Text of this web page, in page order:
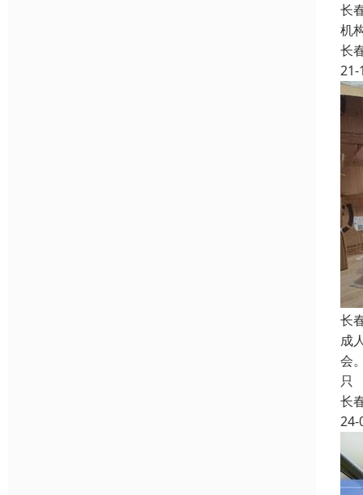
长
机
长
21-
长
成
会
只
长
24-